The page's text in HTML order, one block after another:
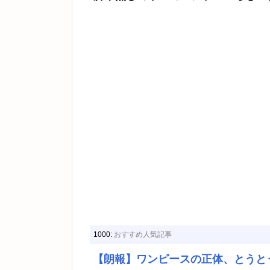
1000: おすすめ人気記事
【朗報】ワンピースの正体、とう